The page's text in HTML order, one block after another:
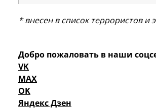
* внесен в список террористов и
Добро пожаловать в наши
VK
MAX
OK
Яндекс Дзен